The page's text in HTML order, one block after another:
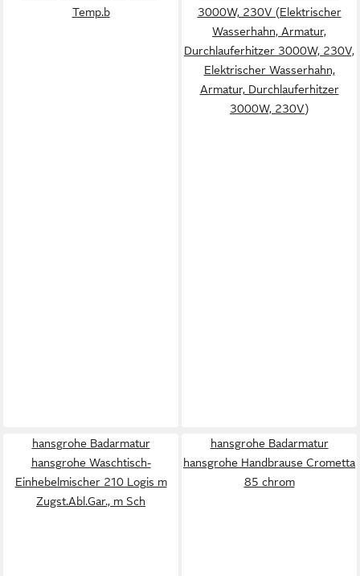
Temp.b
3000W, 230V (Elektrischer
Wasserhahn, Armatur,
Durchlauferhitzer 3000W, 230V,
Elektrischer Wasserhahn,
Armatur, Durchlauferhitzer
3000W, 230V)
hansgrohe Badarmatur
hansgrohe Waschtisch-
Einhebelmischer 210 Logis m
Zugst.Abl.Gar., m Sch
hansgrohe Badarmatur
hansgrohe Handbrause Crometta
85 chrom